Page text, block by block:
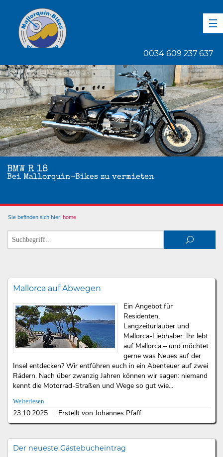
0034 609 237 637
BMW R 18
Bei Mallorquin-Bikes zu vermieten
1 von 6
Sie befinden sich hier: home
Mallorca auf Abwegen
Ein Angebot für
Residenten,
Langzeiturlauber und
Mallorca-Liebhaber: Ihr lebt
auf Mallorca – und möchtet
gerne was Neues auf der
Insel entdecken? Wir entführen euch in ein Abenteuer auf zwei
Rädern. Nach über zwanzig Jahren können wir sagen: niemand
kennt die Motorrad-Straßen und Wege so gut wie...
Weiterlesen
23.10.2025 Erstellt von Johannes Pfaff
Der neueste Gästebucheintrag